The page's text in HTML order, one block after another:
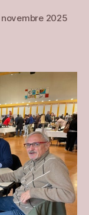
novembre 2025